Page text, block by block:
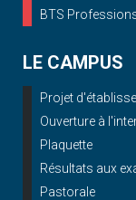
BTS
LE CAMPUS
Projet
Ouverture à
Plaquette
Résultats aux
Pastorale